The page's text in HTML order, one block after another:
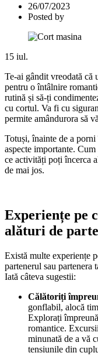
26/07/2023
Posted by
15 iul.
Te-ai gândit vreodată că
pentru o întâlnire
rutină și să-ți
cu cortul. Va fi cu
permite amândurora să
Totuși, înainte de a
aspecte importante.
ce activități poți încerca
de mai jos.
Experiențe pe
alături de
Există multe experiențe
partenerul sau partenera
Iată câteva sugestii:
Călătoriți
gonflabil, alocă
Explorați
romantice.
minunată de a vă
tensiunile din